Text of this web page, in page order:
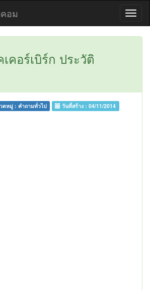
อม
คอร์เบิร์ก ประวัติ
ดหมู่ : คำถามทั่วไป วันที่สร้าง :04/11/2014